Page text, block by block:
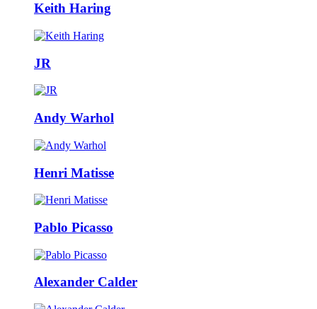
Keith Haring
JR
Andy Warhol
Henri Matisse
Pablo Picasso
Alexander Calder